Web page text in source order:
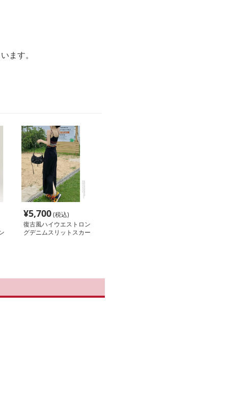
ます。
¥5,700(税込)
復古風ハイウエストロン
グデニムスリットスカー